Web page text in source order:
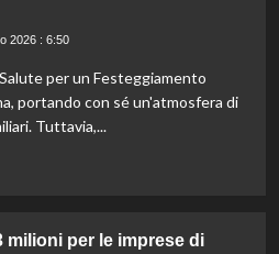
2026 : 6:50
per un Festeggiamento
portando con sé un'atmosfera di
Tuttavia,...
milioni per le imprese di